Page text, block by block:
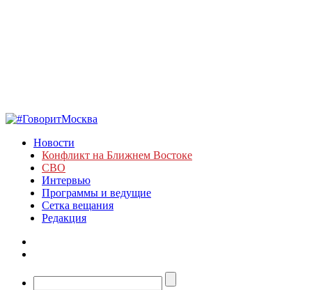
Новости
Конфликт на Ближнем Востоке
СВО
Интервью
Программы и ведущие
Сетка вещания
Редакция